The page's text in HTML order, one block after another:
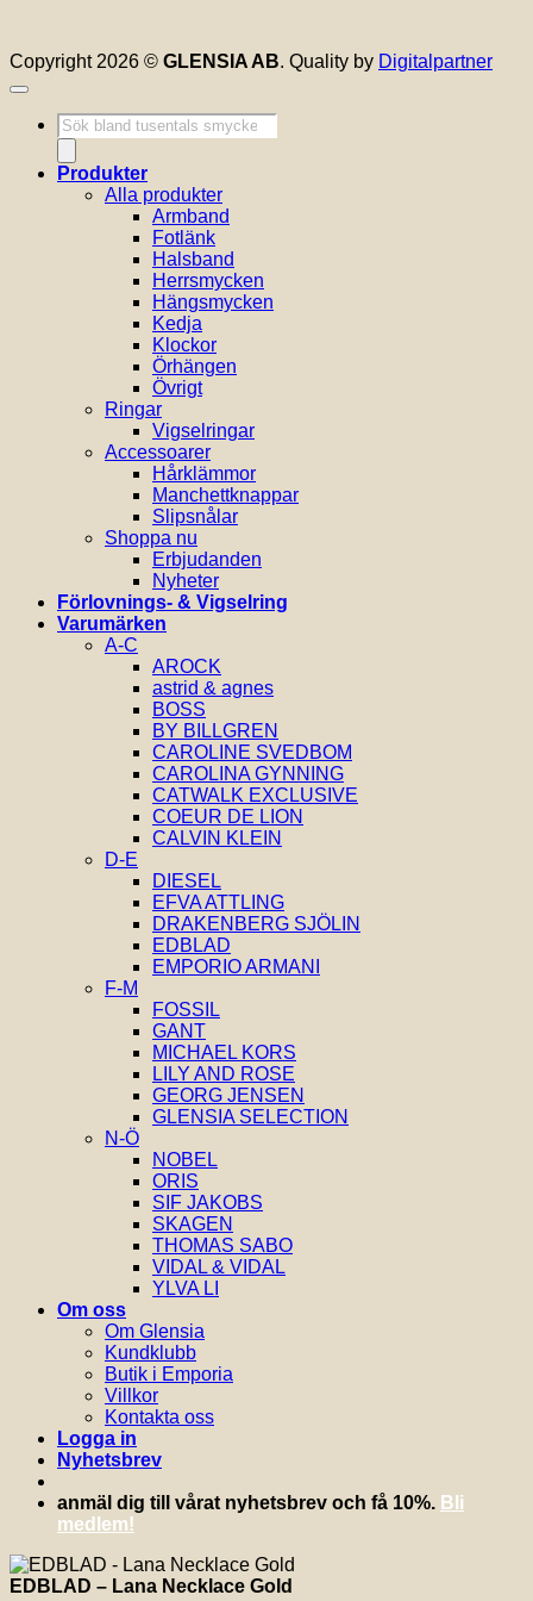
Copyright 2026 © GLENSIA AB. Quality by Digitalpartner
Produktsökning
Produkter
Alla produkter
Armband
Fotlänk
Halsband
Herrsmycken
Hängsmycken
Kedja
Klockor
Örhängen
Övrigt
Ringar
Vigselringar
Accessoarer
Hårklämmor
Manchettknappar
Slipsnålar
Shoppa nu
Erbjudanden
Nyheter
Förlovnings- & Vigselring
Varumärken
A-C
AROCK
astrid & agnes
BOSS
BY BILLGREN
CAROLINE SVEDBOM
CAROLINA GYNNING
CATWALK EXCLUSIVE
COEUR DE LION
CALVIN KLEIN
D-E
DIESEL
EFVA ATTLING
DRAKENBERG SJÖLIN
EDBLAD
EMPORIO ARMANI
F-M
FOSSIL
GANT
MICHAEL KORS
LILY AND ROSE
GEORG JENSEN
GLENSIA SELECTION
N-Ö
NOBEL
ORIS
SIF JAKOBS
SKAGEN
THOMAS SABO
VIDAL & VIDAL
YLVA LI
Om oss
Om Glensia
Kundklubb
Butik i Emporia
Villkor
Kontakta oss
Logga in
Nyhetsbrev
anmäl dig till vårat nyhetsbrev och få 10%. Bli
medlem!
EDBLAD – Lana Necklace Gold